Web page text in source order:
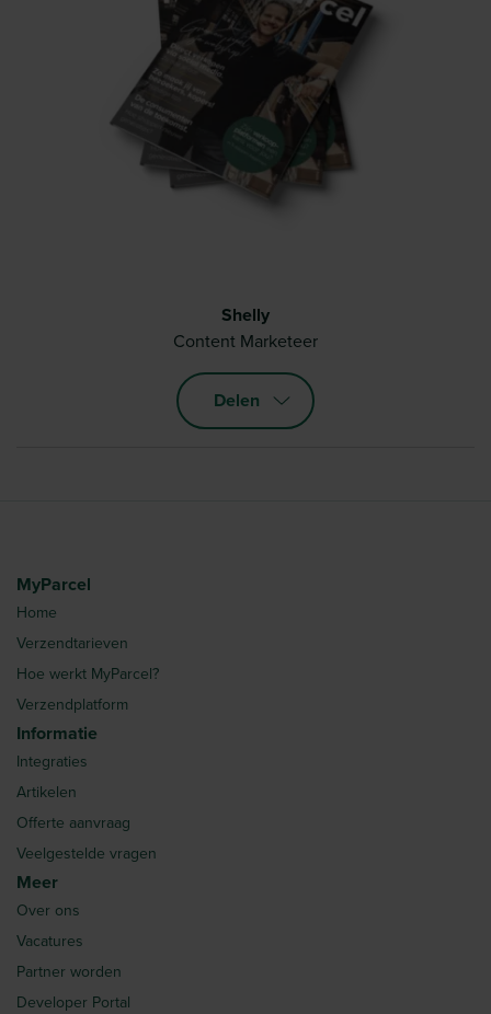
Shelly
Content Marketeer
Delen
MyParcel
Home
Verzendtarieven
Hoe werkt MyParcel?
Verzendplatform
Informatie
Integraties
Artikelen
Offerte aanvraag
Veelgestelde vragen
Meer
Over ons
Vacatures
Partner worden
Developer Portal